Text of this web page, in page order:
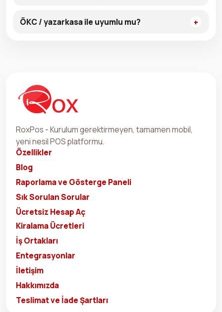
ÖKC / yazarkasa ile uyumlu mu?
RoxPos - Kurulum gerektirmeyen, tamamen mobil,
yeni nesil POS platformu.
Özellikler
Blog
Raporlama ve Gösterge Paneli
Sık Sorulan Sorular
Ücretsiz Hesap Aç
Kiralama Ücretleri
İş Ortakları
Entegrasyonlar
İletişim
Hakkımızda
Teslimat ve İade Şartları